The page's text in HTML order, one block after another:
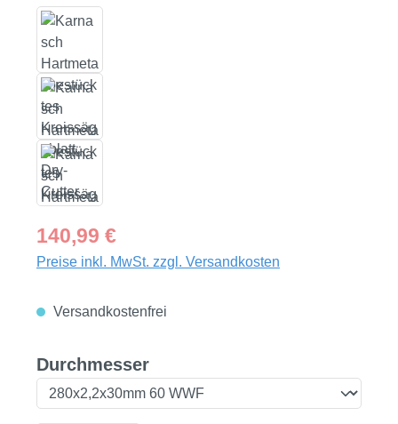
Regulärer Preis:
140,99 €
Preise inkl. MwSt. zzgl. Versandkosten
Versandkostenfrei
Durchmesserauswählen